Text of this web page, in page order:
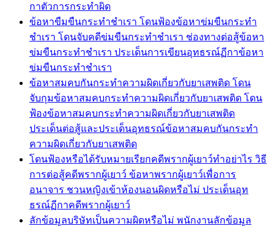
กาตัวการกระทำผิด
ข้อหาขืมขืนกระทำชำเรา โดนฟ้องข้อหาข่มขืนกระทำ
ชำเรา โดนจับคดีข่มขืนกระทำชำเรา ช่องทางต่อสู้ข้อหา
ข่มขืนกระทำชำเรา ประเด็นการเขียนอุทธรณ์ฏีกาข้อหา
ข่มขืนกระทำชำเรา
ข้อหาสมคบกันกระทำความผิดเกี่ยวกับยาเสพติด โดน
จับกุมข้อหาสมคบกระทำความผิดเกี่ยวกับยาเสพติด โดน
ฟ้องข้อหาสมคบกระทำความผิดเกี่ยวกับยาเสพติด
ประเด็นต่อสู้และประเด็นอุทธรณ์ข้อหาสมคบกันกระทำ
ความผิดเกี่ยวกับยาเสพติด
โดนฟ้องหรือได้รับหมายเรียกคดีพรากผู้เยาว์ทำอย่าไร วิธี
การต่อสู้คดีพรากผู้เยาว์ ข้อหาพรากผู้เยาว์เพื่อการ
อนาจาร ชวนหญิงเข้าห้องนอนผิดหรือไม่ ประเด็นอุท
ธรณ์ฏีกาคดีพรากผู้เยาว์
ลักข้อมูลบริษัทเป็นความผิดหรือไม่ พนักงานลักข้อมูล